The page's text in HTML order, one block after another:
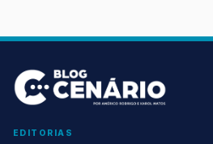
EDITORIAS